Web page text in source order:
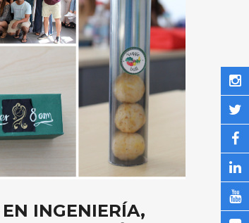
INGENIERÍA,